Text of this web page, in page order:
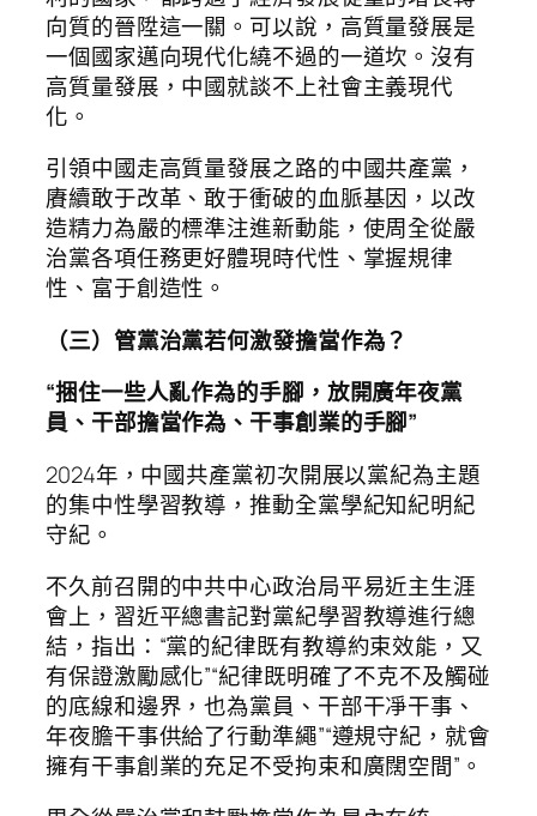
向質的晉陞這一關。可以說，高質量發展是
一個國家邁向現代化繞不過的一道坎。沒有
高質量發展，中國就談不上社會主義現代
化。
引領中國走高質量發展之路的中國共產黨，
賡續敢于改革、敢于衝破的血脈基因，以改
造精力為嚴的標準注進新動能，使周全從嚴
治黨各項任務更好體現時代性、掌握規律
性、富于創造性。
（三）管黨治黨若何激發擔當作為？
“捆住一些人亂作為的手腳，放開廣年夜黨
員、干部擔當作為、干事創業的手腳”
2024年，中國共產黨初次開展以黨紀為主題
的集中性學習教導，推動全黨學紀知紀明紀
守紀。
不久前召開的中共中心政治局平易近主生涯
會上，習近平總書記對黨紀學習教導進行總
結，指出：“黨的紀律既有教導約束效能，又
有保證激勵感化”“紀律既明確了不克不及觸碰
的底線和邊界，也為黨員、干部干凈干事、
年夜膽干事供給了行動準繩”“遵規守紀，就會
擁有干事創業的充足不受拘束和廣闊空間”。